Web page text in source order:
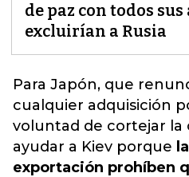
de paz con todos
excluirían a Rusia
Para Japón, que
cualquier adquisición
voluntad de cortejar la
ayudar a Kiev porque
exportación prohíben